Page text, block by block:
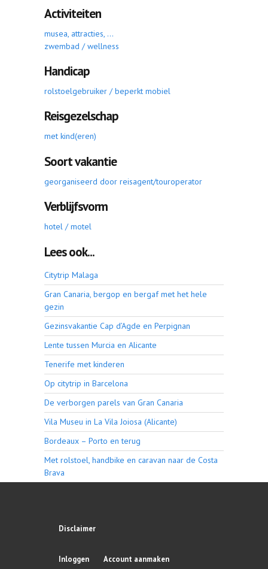
Activiteiten
musea, attracties, ...
zwembad / wellness
Handicap
rolstoelgebruiker / beperkt mobiel
Reisgezelschap
met kind(eren)
Soort vakantie
georganiseerd door reisagent/touroperator
Verblijfsvorm
hotel / motel
Lees ook...
Citytrip Malaga
Gran Canaria, bergop en bergaf met het hele
gezin
Gezinsvakantie Cap d’Agde en Perpignan
Lente tussen Murcia en Alicante
Tenerife met kinderen
Op citytrip in Barcelona
De verborgen parels van Gran Canaria
Vila Museu in La Vila Joiosa (Alicante)
Bordeaux – Porto en terug
Met rolstoel, handbike en caravan naar de Costa
Brava
Disclaimer
Inloggen Account aanmaken